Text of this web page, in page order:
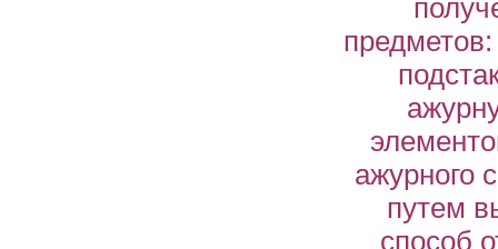
ажурного
путем
способ